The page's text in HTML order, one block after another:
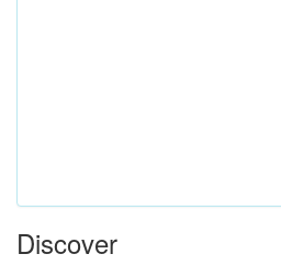
Discover